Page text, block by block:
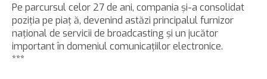
Pe parcursul celor 27 de ani, compania şi-a consolidat
poziţia pe piaţ ă, devenind astăzi principalul furnizor
naţional de servicii de broadcasting şi un jucător
important în domeniul comunicaţiilor electronice.
***